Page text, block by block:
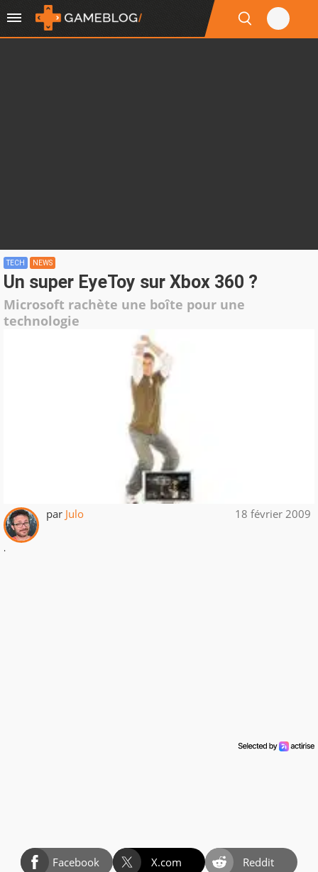
TECH NEWS
Un super EyeToy sur Xbox 360 ?
Microsoft rachète une boîte pour une
technologie
par Julo 18 février 2009
.
Facebook X.com
Reddit